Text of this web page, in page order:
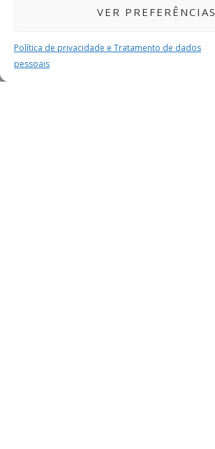
VER PREFERÊNCIAS
Política de privacidade e Tratamento de dados
pessoais